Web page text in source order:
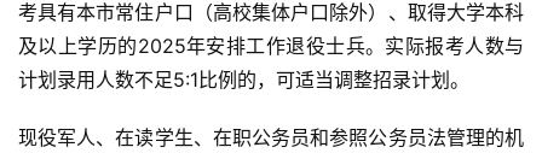
考具有本市常住户口（高校集体户口除外）、取得大学本科
及以上学历的2025年安排工作退役士兵。实际报考人数与
计划录用人数不足5:1比例的，可适当调整招录计划。
现役军人、在读学生、在职公务员和参照公务员法管理的机